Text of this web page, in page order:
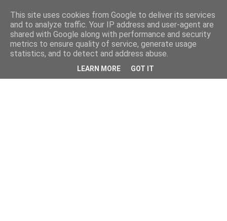
This site uses cookies from Google to deliver its services
and to analyze traffic. Your IP address and user-agent are
shared with Google along with performance and security
metrics to ensure quality of service, generate usage
statistics, and to detect and address abuse.
LEARN MORE GOT IT